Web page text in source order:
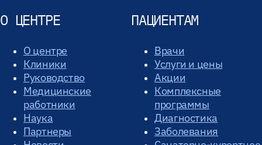
О ЦЕНТРЕ
О центре
Клиники
Руководство
Медицинские
работники
Наука
Партнеры
ПАЦИЕНТАМ
Врачи
Услуги и цены
Акции
Комплексные
программы
Диагностика
Заболевания